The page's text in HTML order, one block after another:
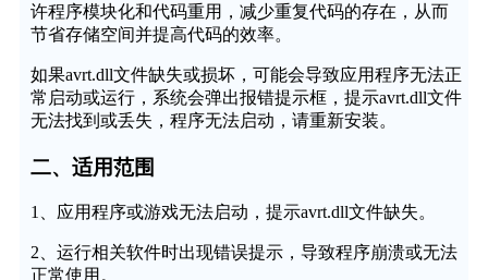
许程序模块化和代码重用，减少重复代码的存在，从而
节省存储空间并提高代码的效率。
如果avrt.dll文件缺失或损坏，可能会导致应用程序无法正
常启动或运行，系统会弹出报错提示框，提示avrt.dll文件
无法找到或丢失，程序无法启动，请重新安装。
二、适用范围
1、应用程序或游戏无法启动，提示avrt.dll文件缺失。
2、运行相关软件时出现错误提示，导致程序崩溃或无法
正常使用。